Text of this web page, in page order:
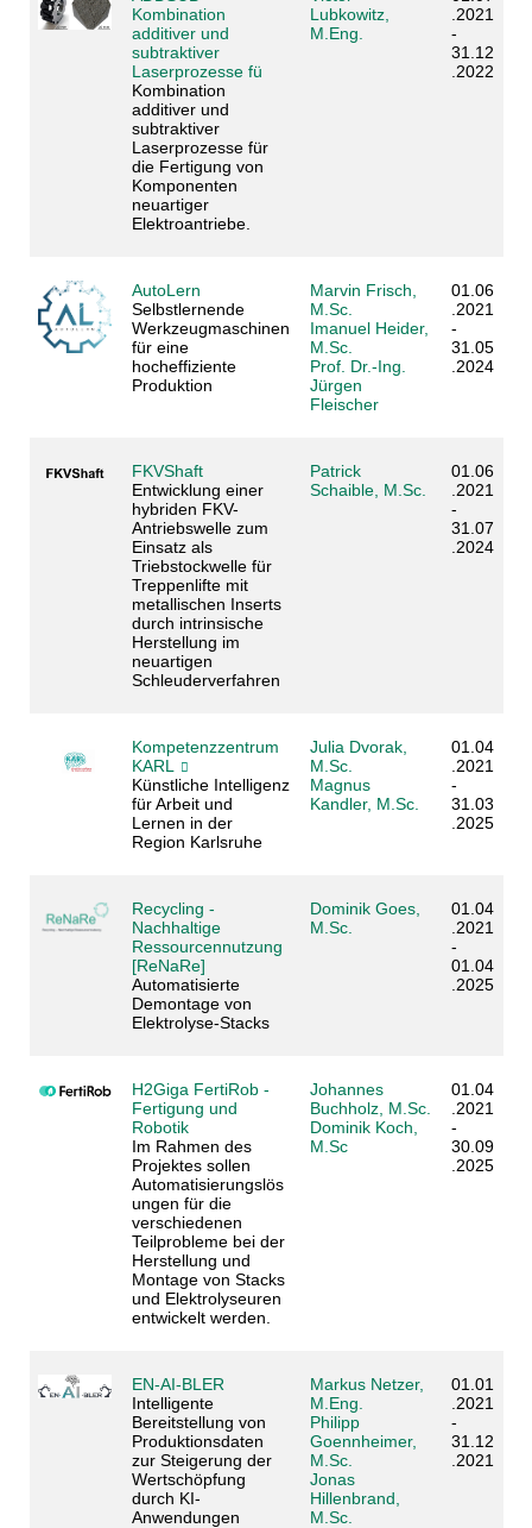
Kombination
additiver und
subtraktiver
Laserprozesse fü
Kombination
additiver und
subtraktiver
Laserprozesse für
die Fertigung von
Komponenten
neuartiger
Elektroantriebe.
Lubkowitz,
M.Eng.
.2021
-
31.12
.2022
AutoLern
Selbstlernende
Werkzeugmaschinen
für eine
hocheffiziente
Produktion
Marvin Frisch,
M.Sc.
Imanuel Heider,
M.Sc.
Prof. Dr.-Ing.
Jürgen
Fleischer
01.06
.2021
-
31.05
.2024
FKVShaft
Entwicklung einer
hybriden FKV-
Antriebswelle zum
Einsatz als
Triebstockwelle für
Treppenlifte mit
metallischen Inserts
durch intrinsische
Herstellung im
neuartigen
Schleuderverfahren
Patrick
Schaible, M.Sc.
01.06
.2021
-
31.07
.2024
Kompetenzzentrum
KARL
Künstliche Intelligenz
für Arbeit und
Lernen in der
Region Karlsruhe
Julia Dvorak,
M.Sc.
Magnus
Kandler, M.Sc.
01.04
.2021
-
31.03
.2025
Recycling -
Nachhaltige
Ressourcennutzung
[ReNaRe]
Automatisierte
Demontage von
Elektrolyse-Stacks
Dominik Goes,
M.Sc.
01.04
.2021
-
01.04
.2025
H2Giga FertiRob -
Fertigung und
Robotik
Im Rahmen des
Projektes sollen
Automatisierungslös
ungen für die
verschiedenen
Teilprobleme bei der
Herstellung und
Montage von Stacks
und Elektrolyseuren
entwickelt werden.
Johannes
Buchholz, M.Sc.
Dominik Koch,
M.Sc
01.04
.2021
-
30.09
.2025
EN-AI-BLER
Intelligente
Bereitstellung von
Produktionsdaten
zur Steigerung der
Wertschöpfung
durch KI-
Anwendungen
Markus Netzer,
M.Eng.
Philipp
Goennheimer,
M.Sc.
Jonas
Hillenbrand,
M.Sc.
01.01
.2021
-
31.12
.2021